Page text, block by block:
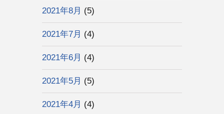
2021年8月 (5)
2021年7月 (4)
2021年6月 (4)
2021年5月 (5)
2021年4月 (4)